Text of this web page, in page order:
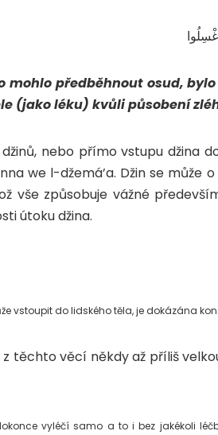
mohlo předběhnout osud,
(jako léku) kvůli působení
nebo přímo vstupu džina
we l-džemá’a. Džin se může
vše způsobuje vážné
útoku džina.
vstoupit do lidského těla, je dokázána
těchto věcí někdy až příliš
vyléčí samo a to i bez jakékoli